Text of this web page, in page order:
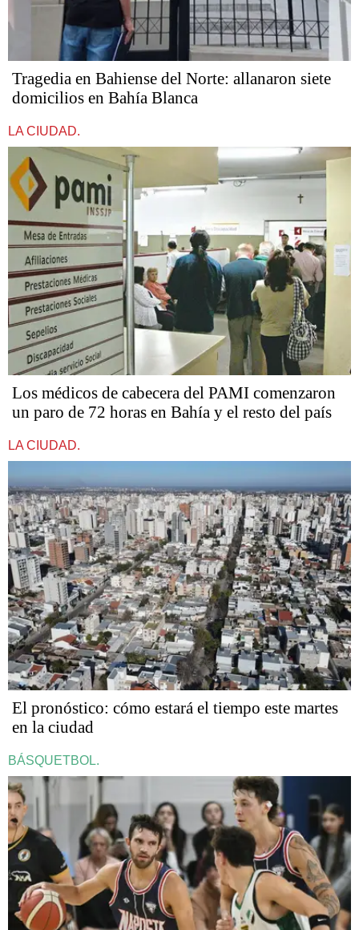
Tragedia en Bahiense del Norte: allanaron siete
domicilios en Bahía Blanca
LA CIUDAD.
Los médicos de cabecera del PAMI comenzaron
un paro de 72 horas en Bahía y el resto del país
LA CIUDAD.
El pronóstico: cómo estará el tiempo este martes
en la ciudad
BÁSQUETBOL.